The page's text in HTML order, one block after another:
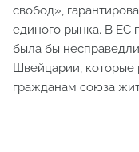
свобод»,
единого рынка. В ЕС
была бы
Швейцарии, которые
гражданам союза